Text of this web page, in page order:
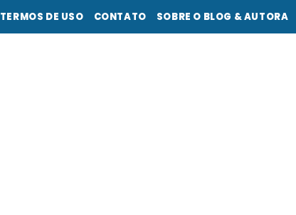
TERMOS DE USO CONTATO SOBRE O BLOG & AUTORA